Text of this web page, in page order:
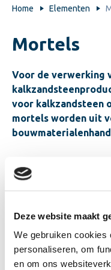
Deze website maakt
We gebruiken cookies
personaliseren, om
en om ons
Home Elementen
Mortels
Voor de verwerking
voor kalkzandsteen
mortels worden uit
Calduran
Calduran lijmmortel is
CS44. De mortel
dragende en niet-